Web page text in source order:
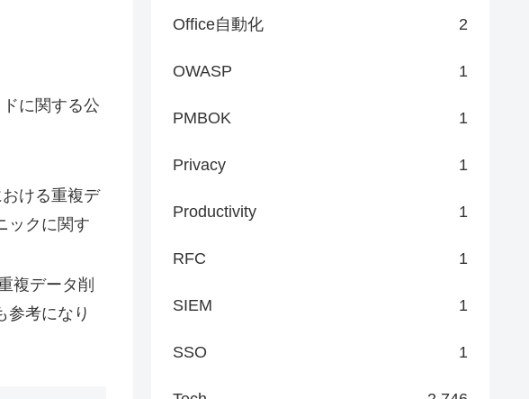
に関する公
ける重複デ
ックに関す
複データ削
参考になり
Office自動化 2
OWASP 1
PMBOK 1
Privacy 1
Productivity 1
RFC 1
SIEM 1
SSO 1